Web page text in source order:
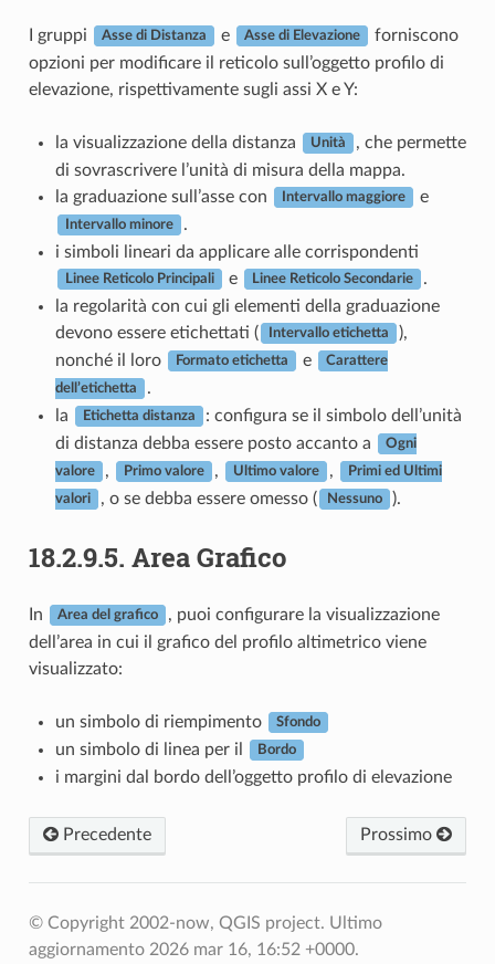
I gruppi Asse di Distanza e Asse di Elevazione
forniscono
opzioni per modificare il reticolo sull’oggetto profilo di
elevazione, rispettivamente sugli assi X e Y:
la visualizzazione della distanza Unità
, che permette
di sovrascrivere l’unità di misura della mappa.
la graduazione sull’asse con
Intervallo maggiore e
Intervallo minore
.
i simboli lineari da applicare alle corrispondenti
Linee Reticolo Principali e Linee Reticolo Secondarie
.
la regolarità con cui gli elementi della graduazione
devono essere etichettati (
Intervallo etichetta
),
nonché il loro
Formato etichetta e Carattere
dell’etichetta
.
la
Etichetta distanza
: configura se il simbolo dell’unità
di distanza debba essere posto accanto a
Ogni
valore , Primo valore , Ultimo valore , Primi ed Ultimi
valori , o se debba essere omesso ( Nessuno ).
18.2.9.5. Area Grafico
In Area del grafico
, puoi configurare la visualizzazione
dell’area in cui il grafico del profilo altimetrico viene
visualizzato:
un simbolo di riempimento Sfondo
un simbolo di linea per il Bordo
i margini dal bordo dell’oggetto profilo di elevazione
Precedente Prossimo
© Copyright 2002-now, QGIS project. Ultimo
aggiornamento 2026 mar 16, 16:52 +0000.